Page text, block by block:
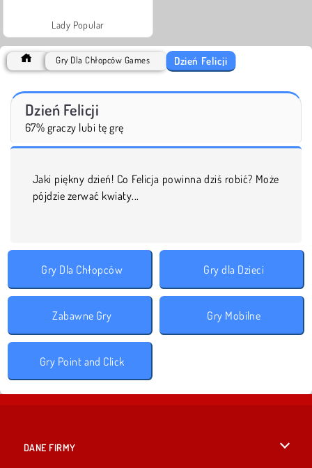
Lady Popular
Gry Dla Chłopców Games Dzień Felicji
Dzień Felicji
67% graczy lubi tę grę
Jaki piękny dzień! Co Felicja powinna dziś robić? Może
pójdzie zerwać kwiaty...
Gry Dla Chłopców Gry dla Dzieci
Zabawne Gry Gry Mobilne
Gry Point and Click
DANE FIRMY